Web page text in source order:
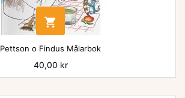

Pettson o Findus Målarbok
Pris
40,00 kr